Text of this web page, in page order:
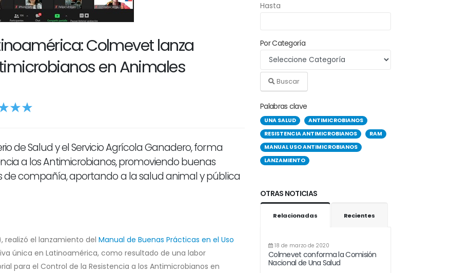
Hasta
Por Categoría
Buscar
Palabras clave
UNA SALUD
ANTIMICROBIANOS
RESISTENCIA ANTIMICROBIANOS
RAM
MANUAL USO ANTIMICROBIANOS
LANZAMIENTO
OTRAS NOTICIAS
Relacionadas Recientes
18 de marzo de 2020
Colmevet conforma la Comisión
Nacional de Una Salud
Colmevet lanza
en Animales
de Salud y el Servicio Agrícola Ganadero, forma
a los Antimicrobianos, promoviendo buenas
de compañía, aportando a la salud animal y pública
realizó el lanzamiento del Manual de Buenas Prácticas en el Uso
única en Latinoamérica, como resultado de una labor
para el Control de la Resistencia a los Antimicrobianos en